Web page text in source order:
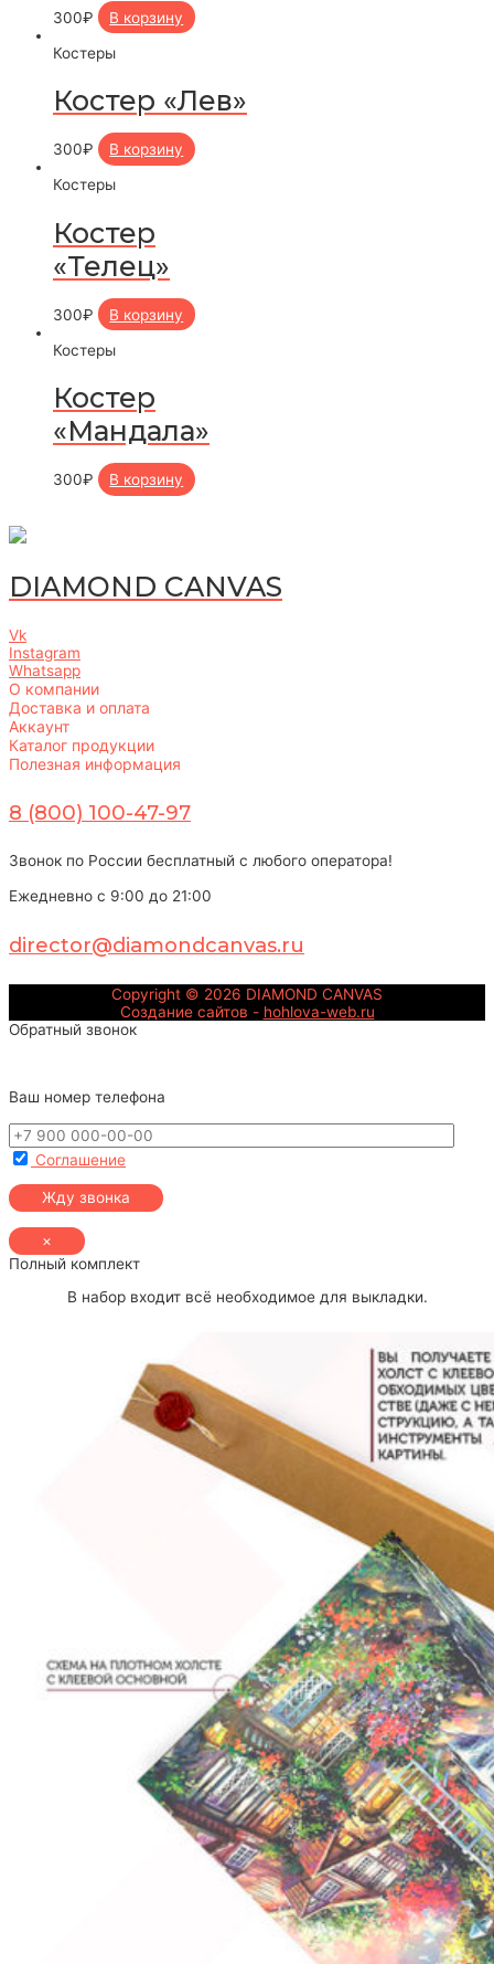
300₽
В корзину
Костеры
Костер «Лев»
300₽
В корзину
Костеры
Костер
«Телец»
300₽
В корзину
Костеры
Костер
«Мандала»
300₽ В корзину
DIAMOND CANVAS
Vk
Instagram
Whatsapp
О компании
Доставка и оплата
Аккаунт
Каталог продукции
Полезная информация
8 (800) 100-47-97
Звонок по России бесплатный с любого оператора!
Ежедневно с 9:00 до 21:00
director@diamondcanvas.ru
Copyright © 2026 DIAMOND CANVAS
Создание сайтов - hohlova-web.ru
Обратный звонок
Ваш номер телефона
Соглашение
×
Полный комплект
В набор входит всё необходимое для выкладки.